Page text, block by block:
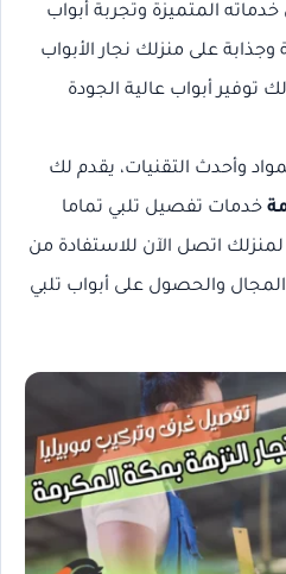
المتميزة وتجربة أبواب
على منزلك نجار الأبواب
أبواب عالية الجودة
وأحدث التقنيات، يقدم لك
خدمات تفصيل تلبي تماما
اتصل الآن للاستفادة من
المجال والحصول على أبواب تلبي